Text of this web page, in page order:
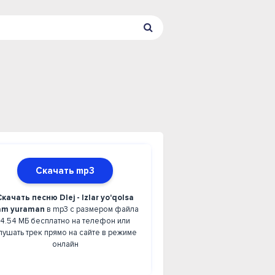
Скачать mp3
песню Dlej - Izlar yo'qolsa
yuraman в mp3 с размером файла
4.54 МБ бесплатно на телефон или
трек прямо на сайте в режиме
онлайн